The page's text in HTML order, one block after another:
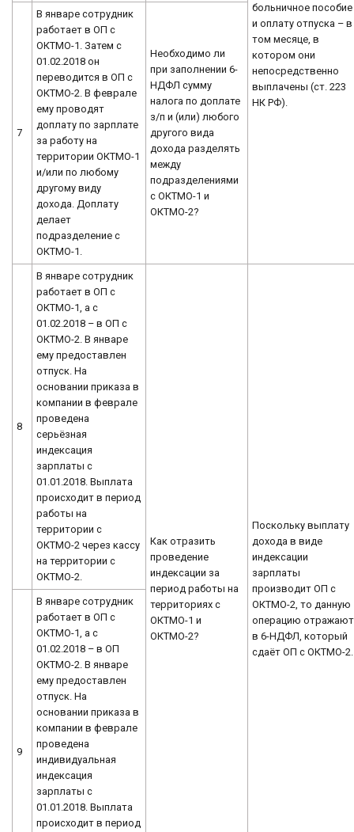
больничное пособие
и оплату отпуска – в
том месяце, в
котором они
непосредственно
выплачены (ст. 223
НК РФ).
7
В январе сотрудник
работает в ОП с
ОКТМО-1. Затем с
01.02.2018 он
переводится в ОП с
ОКТМО-2. В феврале
ему проводят
доплату по зарплате
за работу на
территории ОКТМО-1
и/или по любому
другому виду
дохода. Доплату
делает
подразделение с
ОКТМО-1.
Необходимо ли
при заполнении 6-
НДФЛ сумму
налога по доплате
з/п и (или) любого
другого вида
дохода разделять
между
подразделениями
с ОКТМО-1 и
ОКТМО-2?
8
В январе сотрудник
работает в ОП с
ОКТМО-1, а с
01.02.2018 – в ОП с
ОКТМО-2. В январе
ему предоставлен
отпуск. На
основании приказа в
компании в феврале
проведена
серьёзная
индексация
зарплаты с
01.01.2018. Выплата
происходит в период
работы на
территории с
ОКТМО-2 через кассу
на территории с
ОКТМО-2.
Как отразить
проведение
индексации за
период работы на
территориях с
ОКТМО-1 и
ОКТМО-2?
Поскольку выплату
дохода в виде
индексации
зарплаты
производит ОП с
ОКТМО-2, то данную
операцию отражают
в 6-НДФЛ, который
сдаёт ОП с ОКТМО-2.
9
В январе сотрудник
работает в ОП с
ОКТМО-1, а с
01.02.2018 – в ОП
ОКТМО-2. В январе
ему предоставлен
отпуск. На
основании приказа в
компании в феврале
проведена
индивидуальная
индексация
зарплаты с
01.01.2018. Выплата
происходит в период